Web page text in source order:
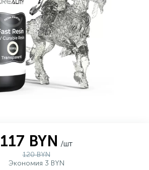
117 BYN /шт
120 BYN
Экономия 3 BYN